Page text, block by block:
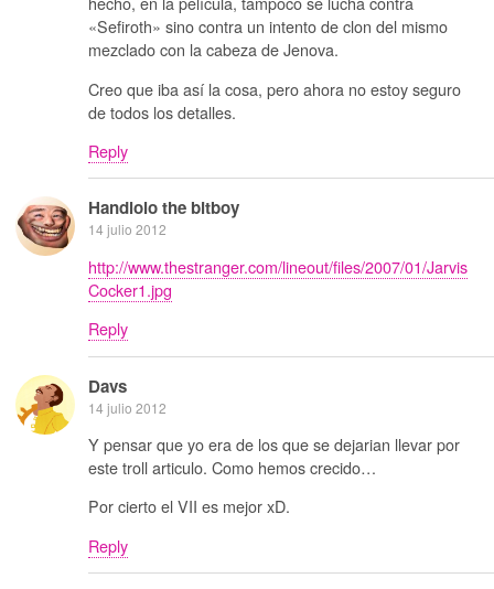
«Sefiroth» sino contra un intento de clon del mismo
mezclado con la cabeza de Jenova.
Creo que iba así la cosa, pero ahora no estoy seguro
de todos los detalles.
Reply
Handlolo the bitboy
14 julio 2012
http://www.thestranger.com/lineout/files/2007/01/Jarvis
Cocker1.jpg
Reply
Davs
14 julio 2012
Y pensar que yo era de los que se dejarian llevar por
este troll articulo. Como hemos crecido…
Por cierto el VII es mejor xD.
Reply